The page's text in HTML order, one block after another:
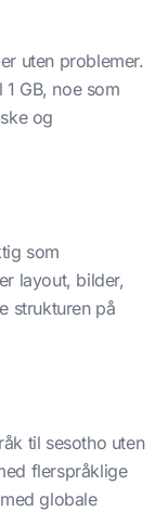
uten problemer.
GB, noe som
og
som
layout, bilder,
strukturen på
til sesotho uten
flerspråklige
globale